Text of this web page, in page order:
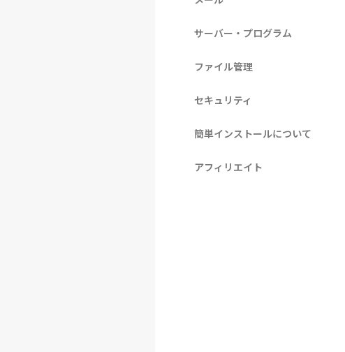
サーバー・プログラム
ファイル管理
セキュリティ
簡単インストールについて
アフィリエイト